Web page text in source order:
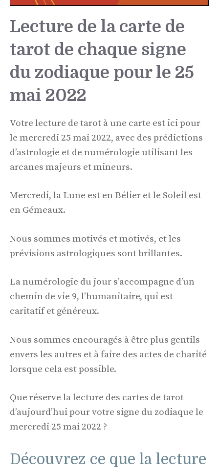
Lecture de la carte de
tarot de chaque signe
du zodiaque pour le 25
mai 2022
Votre lecture de tarot à une carte est ici pour
le mercredi 25 mai 2022, avec des prédictions
d’astrologie et de numérologie utilisant les
arcanes majeurs et mineurs.
Mercredi, la Lune est en Bélier et le Soleil est
en Gémeaux.
Nous sommes motivés et motivés, et les
prévisions astrologiques sont brillantes.
La numérologie du jour s’accompagne d’un
chemin de vie 9, l’humanitaire, qui est
caritatif et généreux.
Nous sommes encouragés à être plus gentils
envers les autres et à faire des actes de charité
lorsque cela est possible.
Que réserve la lecture des cartes de tarot
d’aujourd’hui pour votre signe du zodiaque le
mercredi 25 mai 2022 ?
Découvrez ce que la lecture